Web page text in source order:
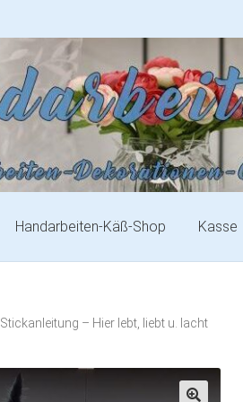
Handarbeiten-Käß-Shop Kasse
Stickanleitung – Hier lebt, liebt u. lacht